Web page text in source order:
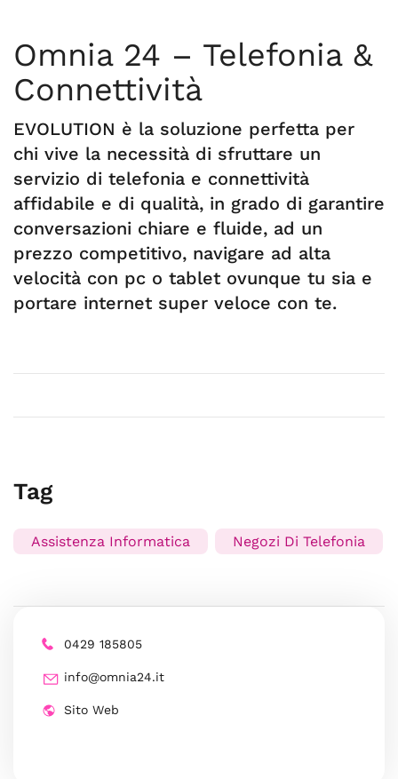
Omnia 24 – Telefonia &
Connettività
EVOLUTION è la soluzione perfetta per
chi vive la necessità di sfruttare un
servizio di telefonia e connettività
affidabile e di qualità, in grado di garantire
conversazioni chiare e fluide, ad un
prezzo competitivo, navigare ad alta
velocità con pc o tablet ovunque tu sia e
portare internet super veloce con te.
Tag
Assistenza Informatica Negozi Di Telefonia
0429 185805
info@omnia24.it
Sito Web